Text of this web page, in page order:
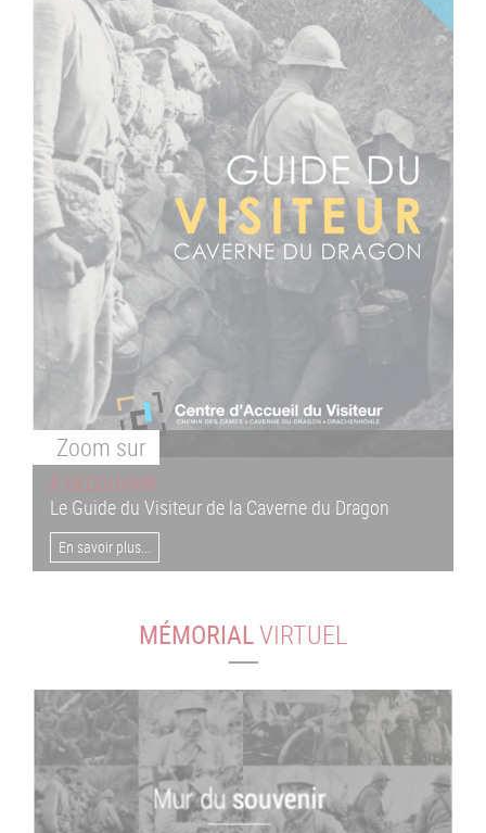
Zoom sur
À DÉCOUVRIR
Le Guide du Visiteur de la Caverne du Dragon
En savoir plus...
MÉMORIALVIRTUEL